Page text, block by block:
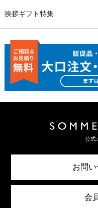
挨拶ギフト特集
公式
お問
会